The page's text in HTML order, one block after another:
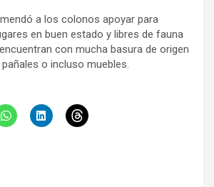
a los colonos apoyar para
en buen estado y libres de fauna
con mucha basura de origen
o incluso muebles.